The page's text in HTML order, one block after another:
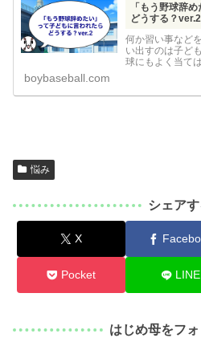
「もう野球辞
どうする？ver.2
何か習い事など
い出すのは子ど
球にもよく当て
すぐに野球を辞
でしたが、今回
をしている子が
boybaseball.com
悩み
シェア
X
Pocket LINE
はじめ母をフ